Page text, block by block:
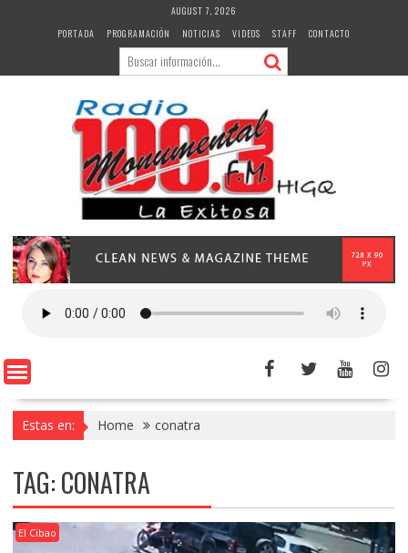
AUGUST 7, 2026
PORTADA
PROGRAMACIÓN NOTICIAS VIDEOS STAFF CONTACTO
Estas en: Home conatra
TAG:CONATRA
El Cibao